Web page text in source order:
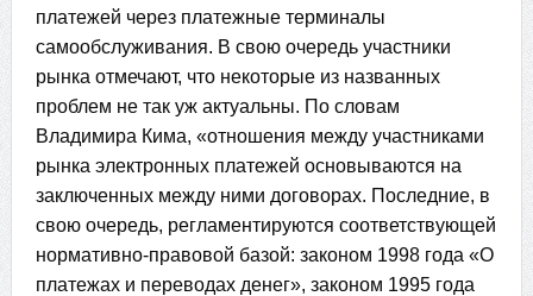
платежей через платежные терминалы
самообслуживания. В свою очередь участники
рынка отмечают, что некоторые из названных
проблем не так уж актуальны. По словам
Владимира Кима, «отношения между участниками
рынка электронных платежей основываются на
заключенных между ними договорах. Последние, в
свою очередь, регламентируются соответствующей
нормативно-правовой базой: законом 1998 года «О
платежах и переводах денег», законом 1995 года